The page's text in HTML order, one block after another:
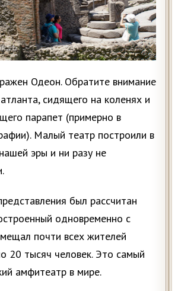
Одеон. Обратите внимание
сидящего на коленях и
парапет (примерно в
Малый театр построили в
эры и ни разу не
был рассчитан
одновременно с
почти всех жителей
20 тысяч человек. Это самый
амфитеатр в мире.